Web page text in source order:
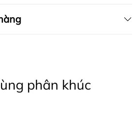
phân khúc